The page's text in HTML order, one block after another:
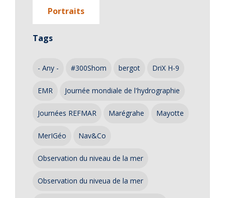
Portraits
Tags
- Any - #300Shom bergot DriX H-9
EMR Journée mondiale de l'hydrographie
Journées REFMAR Marégrahe Mayotte
MerIGéo Nav&Co
Observation du niveau de la mer
Observation du niveua de la mer